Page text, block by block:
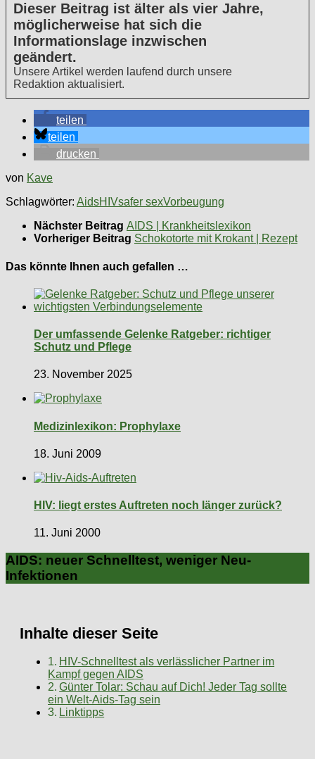
Dieser Beitrag ist älter als vier Jahre,
möglicherweise hat sich die
Informationslage inzwischen
geändert.
Unsere Artikel werden laufend durch unsere
Redaktion aktualisiert.
teilen
teilen
drucken
von Kave
Schlagwörter: AidsHIVsafer sexVorbeugung
Nächster Beitrag AIDS | Krankheitslexikon
Vorheriger Beitrag Schokotorte mit Krokant | Rezept
Das könnte Ihnen auch gefallen …
Der umfassende Gelenke Ratgeber: richtiger
Schutz und Pflege
23. November 2025
Medizinlexikon: Prophylaxe
18. Juni 2009
HIV: liegt erstes Auftreten noch länger zurück?
11. Juni 2000
AIDS: neuer Schnelltest, weniger Neu-
Infektionen
Inhalte dieser Seite
HIV-Schnelltest als verlässlicher Partner im
Kampf gegen AIDS
Günter Tolar: Schau auf Dich! Jeder Tag sollte
ein Welt-Aids-Tag sein
Linktipps